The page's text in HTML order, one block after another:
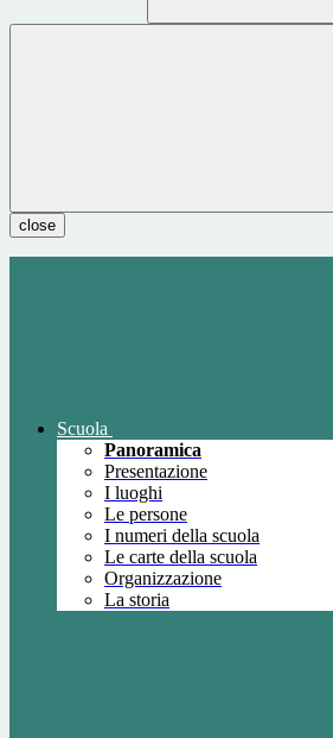
close
Scuola
Panoramica
Presentazione
I luoghi
Le persone
I numeri della scuola
Le carte della scuola
Organizzazione
La storia